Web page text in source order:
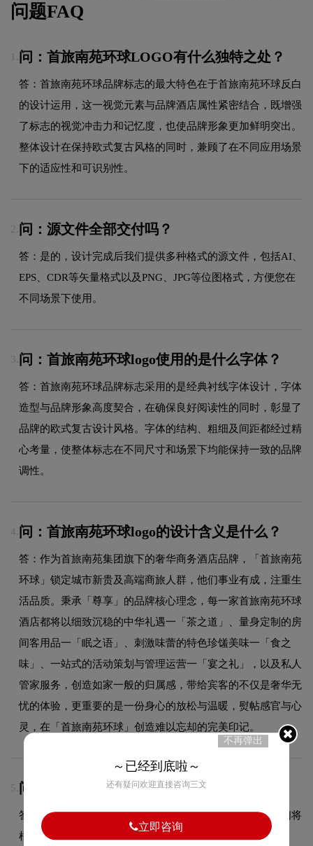
问题FAQ
问：首旅南苑环球LOGO有什么独特之处？
答：首旅南苑环球品牌标志的最大特色在于首旅南苑环球反白
的设计运用，这一视觉元素与品牌酒店属性紧密结合，既增强
了标志的视觉冲击力和记忆度，也使品牌形象更加鲜明突出。
整体设计在保持欧式复古风格的同时，兼顾了在不同应用场景
下的适应性和可识别性。
2. 问：源文件全部交付吗？
答：是的，设计完成后我们提供多种格式的源文件，包括AI、
EPS、CDR等矢量格式以及PNG、JPG等位图格式，方便您在
不同场景下使用。
3. 问：首旅南苑环球logo使用的是什么字体？
答：首旅南苑环球品牌标志采用的是经典衬线字体设计，字体
造型与品牌形象高度契合，在确保良好阅读性的同时，彰显了
品牌的欧式复古设计风格。字体的结构、粗细及间距都经过精
心考量，使整体标志在不同尺寸和场景下均能保持一致的品牌
调性。
4. 问：首旅南苑环球logo的设计含义是什么？
答：作为首旅南苑集团旗下的奢华商务酒店品牌，「首旅南苑
环球」锁定城市新贵及高端商旅人群，他们事业有成，注重生
活品质。秉承「尊享」的品牌核心理念，每一家首旅南苑环球
酒店都将以细致沉稳的中华礼遇一「茶之道」、量身定制的房
间客用品一「眠之语」、刺激味蕾的特色珍馐美味一「食之
味」、一站式的活动策划与管理运营一「宴之礼」，以及私人
管家服务，创造如家一般的归属感，带给宾客的不仅是奢华无
忧的体验，更重要的是一份身心的放松与温暖，熨帖感官与心
灵，在「首旅南苑环球」创造难以忘却的完美印记。
5. 问：加急能否处理？
答：可以加急处理，具体加急时间和费用请咨询客服，我们将
根据项目复杂度和您的紧急需求协调安排。
不再弹出
～已经到底啦～
还有疑问欢迎直接咨询三文
立即咨询